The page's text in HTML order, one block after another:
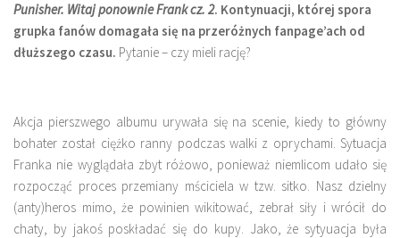
Punisher. Witaj ponownie Frank cz. 2. Kontynuacji, której spora
grupka fanów domagała się na przeróżnych fanpage’ach od
dłuższego czasu. Pytanie – czy mieli rację?
Akcja pierszwego albumu urywała się na scenie, kiedy to główny
bohater został ciężko ranny podczas walki z oprychami. Sytuacja
Franka nie wyglądała zbyt różowo, ponieważ niemlicom udało się
rozpocząć proces przemiany mściciela w tzw. sitko. Nasz dzielny
(anty)heros mimo, że powinien wikitować, zebrał siły i wrócił do
chaty, by jakoś poskładać się do kupy. Jako, że sytyuacja była